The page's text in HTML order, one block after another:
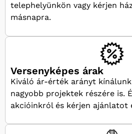
telephelyünkön vagy kérjen
másnapra.
Versenyképes árak
Kiváló ár-érték arányt
nagyobb projektek részére is.
akcióinkról és kérjen ajánlatot